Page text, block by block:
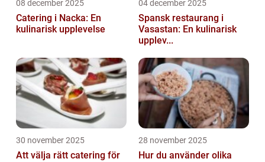
08 december 2025
Catering i Nacka: En
kulinarisk upplevelse
04 december 2025
Spansk restaurang i
Vasastan: En kulinarisk
upplev...
30 november 2025
Att välja rätt catering för
28 november 2025
Hur du använder olika